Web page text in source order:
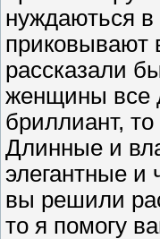
нуждаються
приковывают
рассказали
женщины все
бриллиант,
Длинные и
элегантные и
вы решили
то я помогу